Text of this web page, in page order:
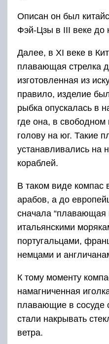
Описан он был
Фэй-Цзы в III веке до
Далее, в XI веке в
плавающая стрелка
изготовленная из
правило, изделие
рыбка опускалась в
где она, в
голову на юг. Такие
устанавливались на
кораблей.
В таком виде компас
арабов, а до
сначала “плавающая
итальянскими
португальцами,
немцами и
К тому моменту
намагниченная
плавающие в сосуде
стали накрывать
ветра.